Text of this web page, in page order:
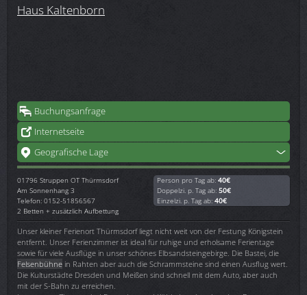
Haus Kaltenborn
Buchungsanfrage
Internetseite
Geografische Lage
01796 Struppen OT Thürmsdorf
Am Sonnenhang 3
Telefon: 0152-51856567
2 Betten + zusätzlich Aufbettung
Person pro Tag ab: 40€
Doppelzi. p. Tag ab: 50€
Einzelzi. p. Tag ab: 40€
Unser kleiner Ferienort Thürmsdorf liegt nicht weit von der Festung Königstein
entfernt. Unser Ferienzimmer ist ideal für ruhige und erholsame Ferientage
sowie für viele Ausflüge in unser schönes Elbsandsteingebirge. Die Bastei, die
Felsenbühne in Rahten aber auch die Schrammsteine sind einen Ausflug wert.
Die Kulturstädte Dresden und Meißen sind schnell mit dem Auto, aber auch
mit der S-Bahn zu erreichen.